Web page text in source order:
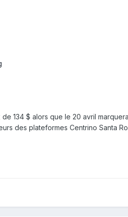
134 $ alors que le 20 avril
des plateformes Centrino Santa